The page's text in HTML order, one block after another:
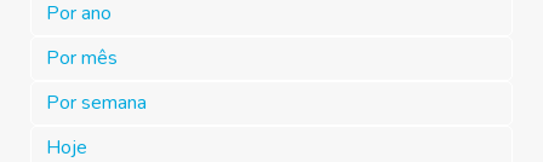
Por ano
Por mês
Por semana
Hoje